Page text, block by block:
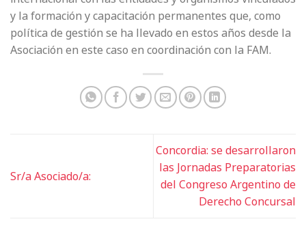
y la formación y capacitación permanentes que, como
política de gestión se ha llevado en estos años desde la
Asociación en este caso en coordinación con la FAM.
Sr/a Asociado/a:
Concordia: se desarrollaron
las Jornadas Preparatorias
del Congreso Argentino de
Derecho Concursal